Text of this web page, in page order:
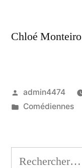
Chloé Monteiro
Publié
par
admin4474
Publié
Comédiennes
Rechercher :